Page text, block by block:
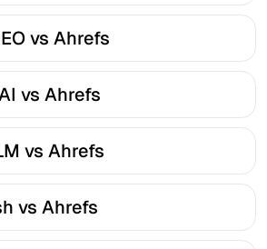
vs Ahrefs
vs Ahrefs
vs Ahrefs
vs Ahrefs